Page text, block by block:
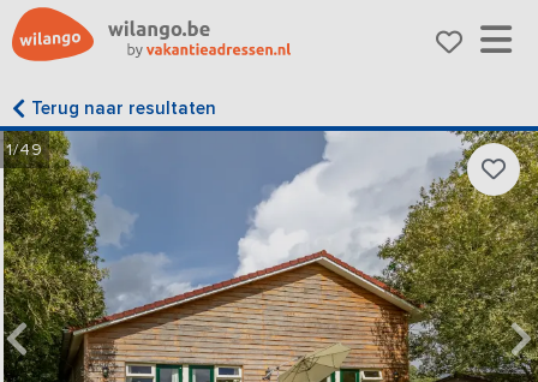
Terug naar resultaten
1/49